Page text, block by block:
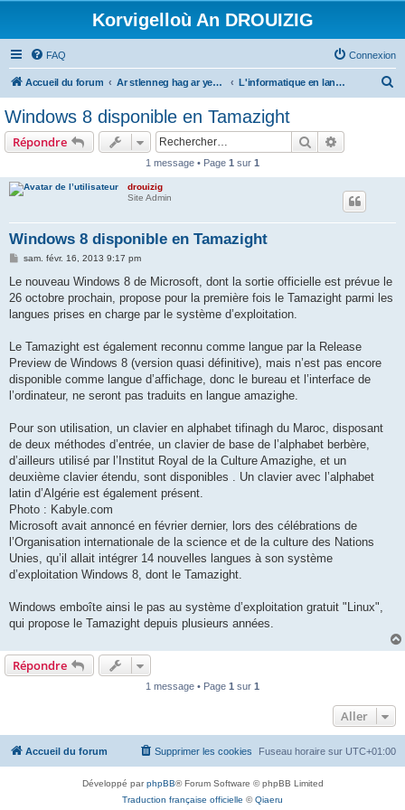
Korvigelloù An DROUIZIG
FAQ Connexion
Accueil du forum Ar stlenneg hag ar yezhoù bihan er bed a-bezh L'informatique en langues régionales et minoritaires
Windows 8 disponible en Tamazight
Répondre Rechercher
1 message • Page 1 sur 1
drouizig
Site Admin
Windows 8 disponible en Tamazight
M
s
a
g
sam. févr. 16, 2013 9:17 pm
Le nouveau Windows 8 de Microsoft, dont la sortie officielle est prévue le
26 octobre prochain, propose pour la première fois le Tamazight parmi les
langues prises en charge par le système d’exploitation.
Le Tamazight est également reconnu comme langue par la Release
Preview de Windows 8 (version quasi définitive), mais n’est pas encore
disponible comme langue d’affichage, donc le bureau et l’interface de
l’ordinateur, ne seront pas traduits en langue amazighe.
Pour son utilisation, un clavier en alphabet tifinagh du Maroc, disposant
de deux méthodes d’entrée, un clavier de base de l’alphabet berbère,
d’ailleurs utilisé par l’Institut Royal de la Culture Amazighe, et un
deuxième clavier étendu, sont disponibles . Un clavier avec l’alphabet
latin d’Algérie est également présent.
Photo : Kabyle.com
Microsoft avait annoncé en février dernier, lors des célébrations de
l’Organisation internationale de la science et de la culture des Nations
Unies, qu’il allait intégrer 14 nouvelles langues à son système
d’exploitation Windows 8, dont le Tamazight.
Windows emboîte ainsi le pas au système d’exploitation gratuit "Linux",
qui propose le Tamazight depuis plusieurs années.
Répondre
1 message • Page 1 sur 1
Aller
Accueil du forum Fuseau horaire sur UTC+01:00
Supprimer les cookies
Développé parphpBB® Forum Software © phpBB Limited
Traduction française officielle ©Qiaeru